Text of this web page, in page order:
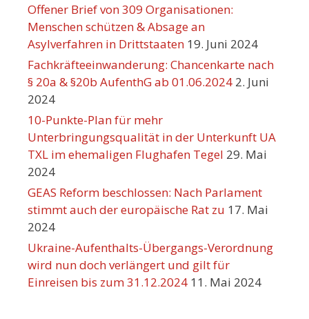
Offener Brief von 309 Organisationen:
Menschen schützen & Absage an
Asylverfahren in Drittstaaten 19. Juni 2024
Fachkräfteeinwanderung: Chancenkarte nach
§ 20a & §20b AufenthG ab 01.06.2024 2. Juni
2024
10-Punkte-Plan für mehr
Unterbringungsqualität in der Unterkunft UA
TXL im ehemaligen Flughafen Tegel 29. Mai
2024
GEAS Reform beschlossen: Nach Parlament
stimmt auch der europäische Rat zu 17. Mai
2024
Ukraine-Aufenthalts-Übergangs-Verordnung
wird nun doch verlängert und gilt für
Einreisen bis zum 31.12.2024 11. Mai 2024